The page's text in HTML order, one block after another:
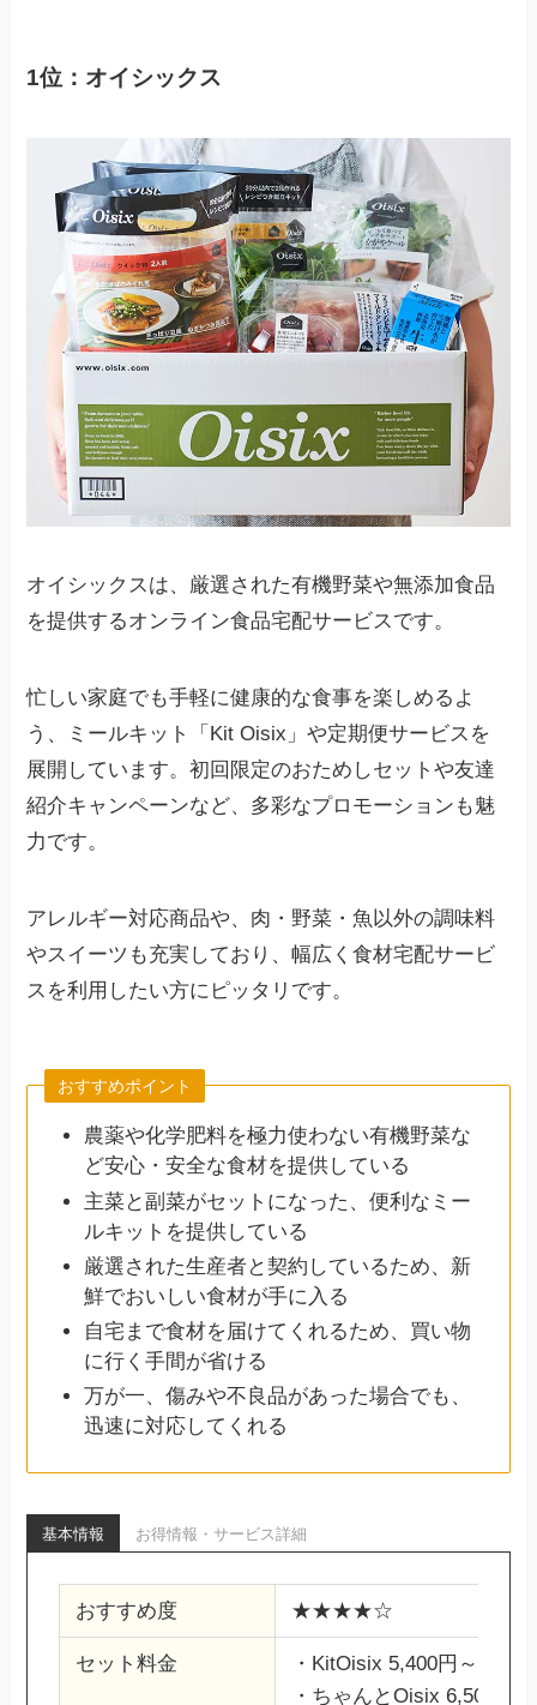
1位：オイシックス
オイシックスは、厳選された有機野菜や無添加食品
を提供するオンライン食品宅配サービスです。
忙しい家庭でも手軽に健康的な食事を楽しめるよ
う、ミールキット「Kit Oisix」や定期便サービスを
展開しています。初回限定のおためしセットや友達
紹介キャンペーンなど、多彩なプロモーションも魅
力です。
アレルギー対応商品や、肉・野菜・魚以外の調味料
やスイーツも充実しており、幅広く食材宅配サービ
スを利用したい方にピッタリです。
おすすめポイント
農薬や化学肥料を極力使わない有機野菜な
ど安心・安全な食材を提供している
主菜と副菜がセットになった、便利なミー
ルキットを提供している
厳選された生産者と契約しているため、新
鮮でおいしい食材が手に入る
自宅まで食材を届けてくれるため、買い物
に行く手間が省ける
万が一、傷みや不良品があった場合でも、
迅速に対応してくれる
基本情報 お得情報・サービス詳細
おすすめ度 ★★★★☆
セット料金
・KitOisix 5,400円～
・ちゃんとOisix 6,500円～